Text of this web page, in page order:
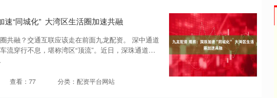
速“同城化” 大湾区生活圈加速共融
共融？交通互联应该走在前面九龙配资。 深中通道
流穿行不息，堪称湾区“顶流”。近日，深珠通道建
查看：77 分类：配资平台网站